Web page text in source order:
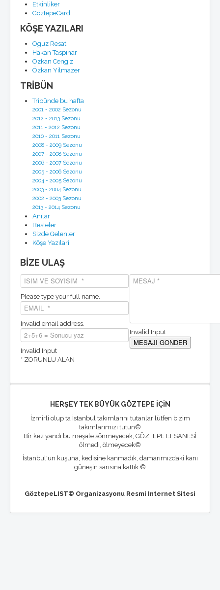
Etkinliker
GöztepeCard
KÖŞE YAZILARI
Oguz Resat
Hakan Taspinar
Özkan Cengiz
Özkan Yilmazer
TRİBÜN
Tribünde bu hafta
2001 - 2002 Sezonu
2012 - 2013 Sezonu
2011 - 2012 Sezonu
2010 - 2011 Sezonu
2008 - 2009 Sezonu
2007 - 2008 Sezonu
2006 - 2007 Sezonu
2005 - 2006 Sezonu
2004 - 2005 Sezonu
2003 - 2004 Sezonu
2002 - 2003 Sezonu
2013 - 2014 Sezonu
Anılar
Besteler
Sizde Gelenler
Köşe Yazılari
BİZE ULAŞ
Please type your full name.
Invalid email address.
Invalid Input
* ZORUNLU ALAN
Invalid Input
HERŞEY TEK BÜYÜK GÖZTEPE İÇİN
İzmirli olup ta İstanbul takımlarını tutanlar lütfen bizim
takımlarımızı tutun©
Bir kez yandı bu meşale sönmeyecek, GÖZTEPE EFSANESİ
ölmedi, ölmeyecek©
İstanbul'un kuşuna, kedisine kanmadık, damarımızdaki kanı
güneşin sarısına kattık.©
GöztepeLIST© Organizasyonu Resmi Internet Sitesi